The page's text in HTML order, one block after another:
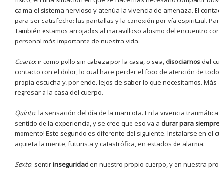
calma el sistema nervioso y atenúa la vivencia de amenaza. El
para ser satisfecho: las pantallas y la conexión por vía espiritual.
También estamos arrojadxs al maravilloso abismo del encuentro
personal más importante de nuestra vida.
Cuarto: ir como pollo sin cabeza por la casa, o sea, disociarnos del
contacto con el dolor, lo cual hace perder el foco de atención de
propia escucha y, por ende, lejos de saber lo que necesitamos.
regresar a la casa del cuerpo.
Quinto: la sensación del día de la marmota. En la vivencia
sentido de la experiencia, y se cree que eso va a durar para siempre
momento! Este segundo es diferente del siguiente. Instalarse en el
aquieta la mente, futurista y catastrófica, en estados de alarma.
Sexto: sentirinseguridaden nuestro propio cuerpo, y en nuestra